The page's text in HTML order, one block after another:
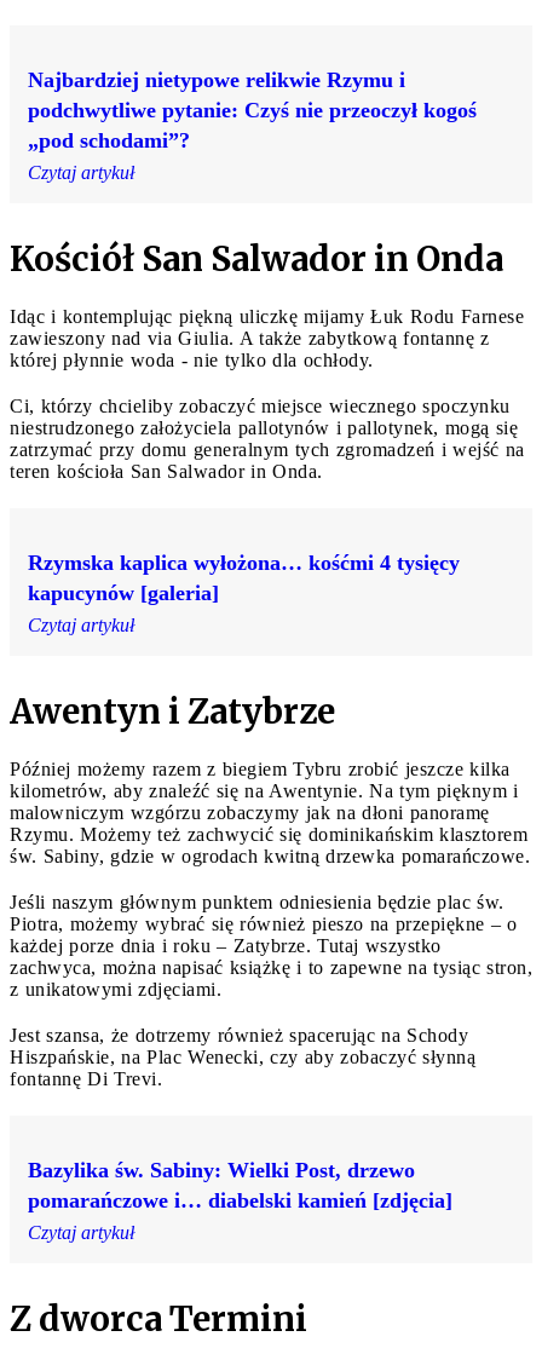
Najbardziej nietypowe relikwie Rzymu i
podchwytliwe pytanie: Czyś nie przeoczył kogoś
„pod schodami”?
Czytaj artykuł
Kościół San Salwador in Onda
Idąc i kontemplując piękną uliczkę mijamy Łuk Rodu Farnese
zawieszony nad via Giulia. A także zabytkową fontannę z
której płynnie woda - nie tylko dla ochłody.
Ci, którzy chcieliby zobaczyć miejsce wiecznego spoczynku
niestrudzonego założyciela pallotynów i pallotynek, mogą się
zatrzymać przy domu generalnym tych zgromadzeń i wejść na
teren kościoła San Salwador in Onda.
Rzymska kaplica wyłożona… kośćmi 4 tysięcy
kapucynów [galeria]
Czytaj artykuł
Awentyn i Zatybrze
Później możemy razem z biegiem Tybru zrobić jeszcze kilka
kilometrów, aby znaleźć się na Awentynie. Na tym pięknym i
malowniczym wzgórzu zobaczymy jak na dłoni panoramę
Rzymu. Możemy też zachwycić się dominikańskim klasztorem
św. Sabiny, gdzie w ogrodach kwitną drzewka pomarańczowe.
Jeśli naszym głównym punktem odniesienia będzie plac św.
Piotra, możemy wybrać się również pieszo na przepiękne – o
każdej porze dnia i roku – Zatybrze. Tutaj wszystko
zachwyca, można napisać książkę i to zapewne na tysiąc stron,
z unikatowymi zdjęciami.
Jest szansa, że dotrzemy również spacerując na Schody
Hiszpańskie, na Plac Wenecki, czy aby zobaczyć słynną
fontannę Di Trevi.
Bazylika św. Sabiny: Wielki Post, drzewo
pomarańczowe i… diabelski kamień [zdjęcia]
Czytaj artykuł
Z dworca Termini